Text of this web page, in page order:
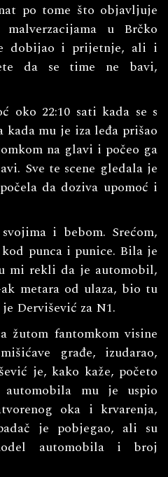
po tome što objavljuje
u Brčko
dobijao i prijetnje, ali i
da se time ne bavi,
oko 22:10 sati kada se s
kada mu je iza leđa prišao
na glavi i počeo ga
Sve te scene gledala je
da doziva upomoć i
i bebom. Srećom,
punca i punice. Bila je
mi rekli da je automobil,
metara od ulaza, bio tu
Dervišević za N1.
žutom fantomkom visine
građe, izudarao,
je, kako kaže, početo
mu je uspio
oka i krvarenja,
je pobjegao, ali su
automobila i broj